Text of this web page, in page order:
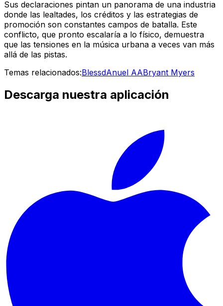
Sus declaraciones pintan un panorama de una industria
donde las lealtades, los créditos y las estrategias de
promoción son constantes campos de batalla. Este
conflicto, que pronto escalaría a lo físico, demuestra
que las tensiones en la música urbana a veces van más
allá de las pistas.
Temas relacionados:BlessdAnuel AABryant Myers
Descarga nuestra aplicación